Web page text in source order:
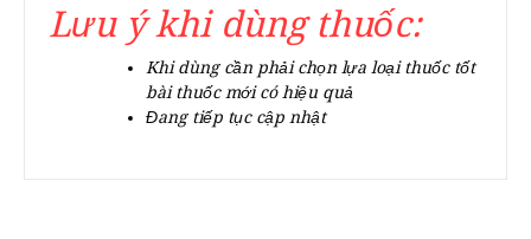
Lưu ý khi dùng thuốc:
Khi dùng cần phải chọn lựa loại thuốc tốt
bài thuốc mới có hiệu quả
Đang tiếp tục cập nhật